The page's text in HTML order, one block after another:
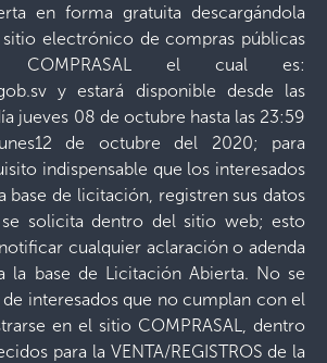
en forma gratuita descargándola
electrónico de compras públicas
COMPRASAL el cual es:
y estará disponible desde las
jueves 08 de octubre hasta las 23:59
de octubre del 2020; para
indispensable que los interesados
base de licitación, registren sus datos
solicita dentro del sitio web; esto
cualquier aclaración o adenda
la base de Licitación Abierta. No se
interesados que no cumplan con el
en el sitio COMPRASAL, dentro
para la VENTA/REGISTROS de la